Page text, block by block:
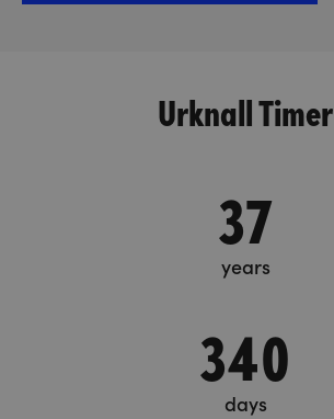
Urknall Timer
37
years
340
days